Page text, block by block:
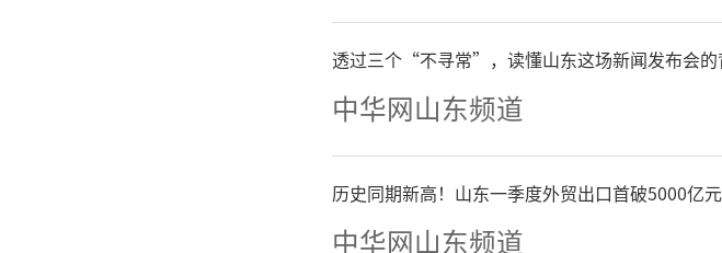
推出“涉企联合检查
次办”范围、升级“
证明之省”建设等改
政府建设“干什么、
透过三个“不寻常”，读懂山东这场新闻发布会的
中华网山东频道
历史同期新高！山东一季度外贸出口首破5000亿元
中华网山东频道